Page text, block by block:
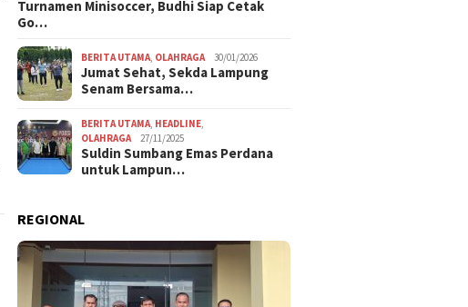
MBG di Tulang Bawang
Nikmati Nilai Tambah
Turnamen Minisoccer, Budhi Siap Cetak
Go…
BERITA UTAMA OLAHRAGA 30/01/2026
Jumat Sehat, Sekda Lampung
Senam Bersama…
BERITA UTAMA HEADLINE
OLAHRAGA
27/11/2025
Suldin Sumbang Emas Perdana
untuk Lampun…
REGIONAL